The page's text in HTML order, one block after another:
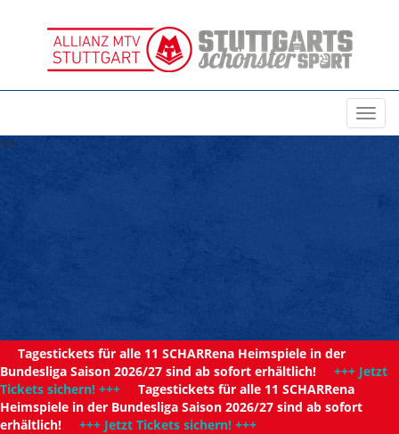
11
Tagestickets für alle 11 SCHARRena Heimspiele in der
Bundesliga Saison 2026/27 sind ab sofort erhältlich! +++ Jetzt
Tickets sichern! +++ Tagestickets für alle 11 SCHARRena
Heimspiele in der Bundesliga Saison 2026/27 sind ab sofort
erhältlich! +++ Jetzt Tickets sichern! +++